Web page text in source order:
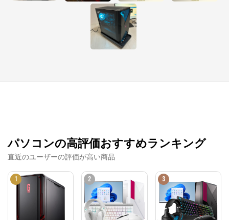
パソコンの高評価おすすめランキング
直近のユーザーの評価が高い商品
1 2 3
く）」「24時間×365日電話サポート」が標準で付帯、
休日や深夜でも専門国内スタッフが皆様をサポートい